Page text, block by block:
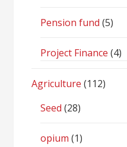
Pension fund (5)
Project Finance (4)
Agriculture (112)
Seed (28)
opium (1)